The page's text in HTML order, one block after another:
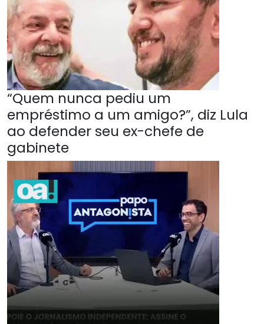
“Quem nunca pediu um
empréstimo a um amigo?”, diz Lula
ao defender seu ex-chefe de
gabinete